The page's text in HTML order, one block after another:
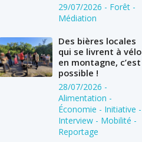
29/07/2026 - Forêt -
Médiation
Des bières locales
qui se livrent à vélo
en montagne, c’est
possible !
28/07/2026 -
Alimentation -
Économie - Initiative -
Interview - Mobilité -
Reportage